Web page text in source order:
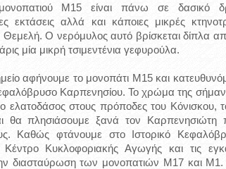
Μ15 είναι πάνω σε δασικό
εκτάσεις αλλά και κάποιες μικρές
Θεμελή. Ο νερόμυλος αυτό βρίσκεται δίπλα
μία μικρή τσιμεντένια γεφυρούλα.
αφήνουμε το μονοπάτι Μ15 και
Καρπενησίου. Το χρώμα της
ελατοδάσος στους πρόποδες του Κόνισκου,
θα πλησιάσουμε ξανά τον Καρπενησιώτη
Καθώς φτάνουμε στο Ιστορικό
Κέντρο Κυκλοφοριακής Αγωγής και τις
διασταύρωση των μονοπατιών Μ17 και